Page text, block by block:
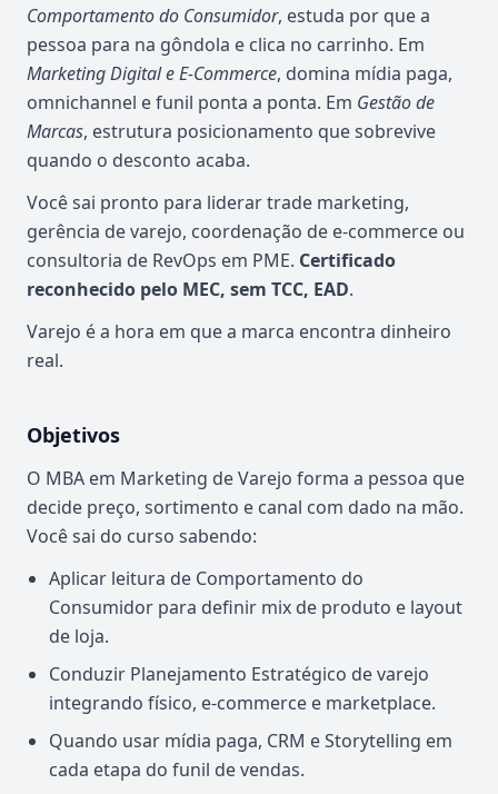
Comportamento do Consumidor, estuda por que a
pessoa para na gôndola e clica no carrinho. Em
Marketing Digital e E-Commerce, domina mídia paga,
omnichannel e funil ponta a ponta. Em Gestão de
Marcas, estrutura posicionamento que sobrevive
quando o desconto acaba.
Você sai pronto para liderar trade marketing,
gerência de varejo, coordenação de e-commerce ou
consultoria de RevOps em PME. Certificado
reconhecido pelo MEC, sem TCC, EAD.
Varejo é a hora em que a marca encontra dinheiro
real.
Objetivos
O MBA em Marketing de Varejo forma a pessoa que
decide preço, sortimento e canal com dado na mão.
Você sai do curso sabendo:
Aplicar leitura de Comportamento do
Consumidor para definir mix de produto e layout
de loja.
Conduzir Planejamento Estratégico de varejo
integrando físico, e-commerce e marketplace.
Quando usar mídia paga, CRM e Storytelling em
cada etapa do funil de vendas.